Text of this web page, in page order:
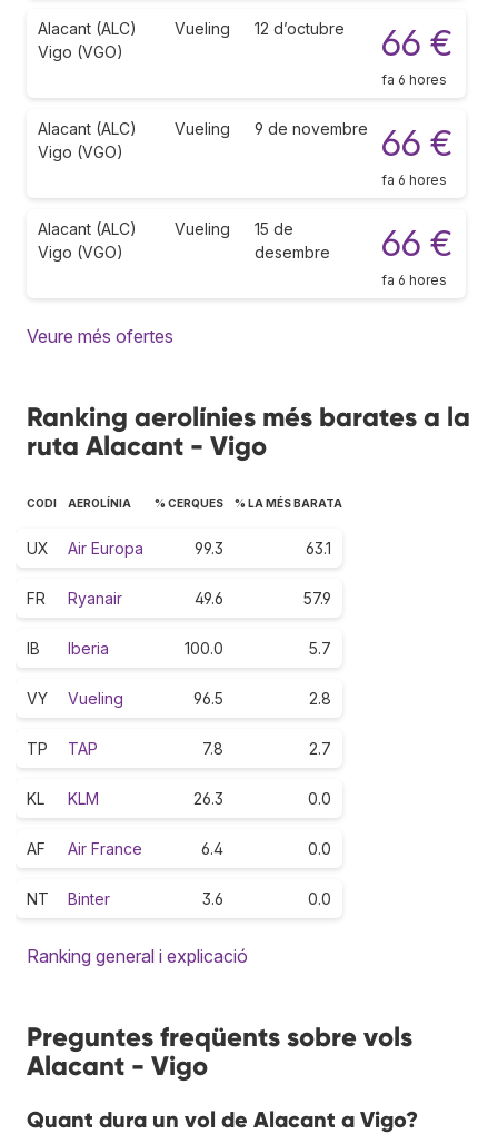
Alacant (ALC)
Vigo (VGO)
Vueling 12 d’octubre 66 €
fa 6 hores
Alacant (ALC)
Vigo (VGO)
Vueling 9 de novembre 66 €
fa 6 hores
Alacant (ALC)
Vigo (VGO)
Vueling
15 de
desembre
66 €
fa 6 hores
Veure més ofertes
Ranking aerolínies més barates a la
ruta Alacant - Vigo
CODI AEROLÍNIA % CERQUES % LA MÉS BARATA
UX Air Europa 99.3 63.1
FR Ryanair 49.6 57.9
IB Iberia 100.0 5.7
VY Vueling 96.5 2.8
TP TAP 7.8 2.7
KL KLM 26.3 0.0
AF Air France 6.4 0.0
NT Binter 3.6 0.0
Ranking general i explicació
Preguntes freqüents sobre vols
Alacant - Vigo
Quant dura un vol de Alacant a Vigo?